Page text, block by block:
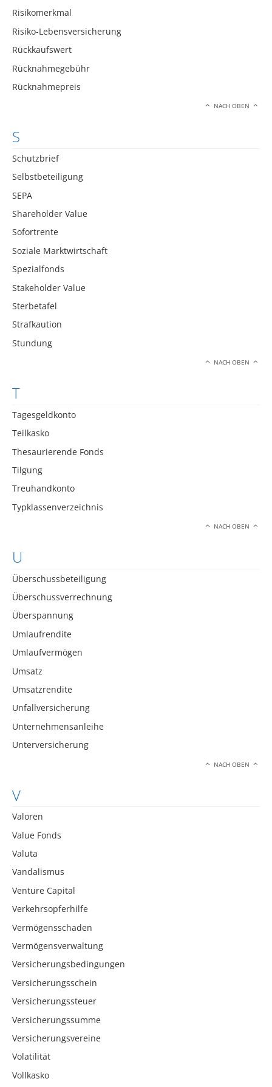
Risikomerkmal
Risiko-Lebensversicherung
Rückkaufswert
Rücknahmegebühr
Rücknahmepreis
NACH OBEN
S
Schutzbrief
Selbstbeteiligung
SEPA
Shareholder Value
Sofortrente
Soziale Marktwirtschaft
Spezialfonds
Stakeholder Value
Sterbetafel
Strafkaution
Stundung
NACH OBEN
T
Tagesgeldkonto
Teilkasko
Thesaurierende Fonds
Tilgung
Treuhandkonto
Typklassenverzeichnis
NACH OBEN
U
Überschussbeteiligung
Überschussverrechnung
Überspannung
Umlaufrendite
Umlaufvermögen
Umsatz
Umsatzrendite
Unfallversicherung
Unternehmensanleihe
Unterversicherung
NACH OBEN
V
Valoren
Value Fonds
Valuta
Vandalismus
Venture Capital
Verkehrsopferhilfe
Vermögensschaden
Vermögensverwaltung
Versicherungsbedingungen
Versicherungsschein
Versicherungssteuer
Versicherungssumme
Versicherungsvereine
Volatilität
Vollkasko